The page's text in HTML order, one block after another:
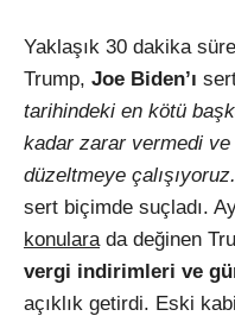
Yaklaşık 30 dakika
Trump, Joe Biden’ı
tarihindeki en kötü
kadar zarar vermedi ve
düzeltmeye
sert biçimde suçladı.
konularada değinen
vergi indirimleri ve
açıklık getirdi. Eski